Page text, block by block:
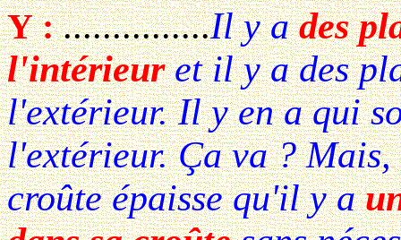
Y : ...............Il y ades
l'intérieuret il y a des
l'extérieur. Il y en a qui
l'extérieur. Ça va ?
croûte épaisse qu'il y a